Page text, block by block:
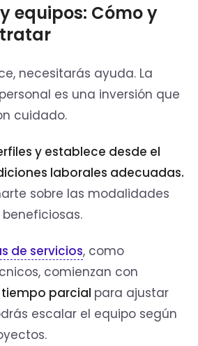
equipos: Cómo y
necesitarás ayuda. La
es una inversión que
cuidado.
y establece desde el
laborales adecuadas.
sobre las modalidades
de servicios, como
comienzan con
parcial para ajustar
escalar el equipo según